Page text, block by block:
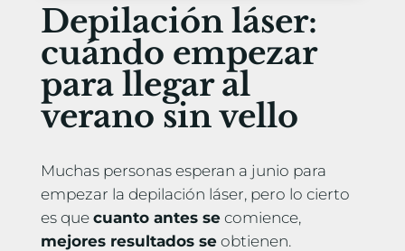
Depilación láser:
cuándo empezar
para llegar al
verano sin vello
Muchas personas esperan a junio para
empezar la depilación láser, pero lo cierto
es que cuanto antes secomience,
mejores resultados seobtienen.